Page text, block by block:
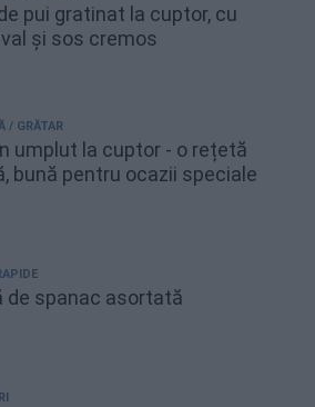
pui gratinat la cuptor, cu
și sos cremos
/ GRĂTAR
umplut la cuptor - o rețetă
bună pentru ocazii speciale
de spanac asortată